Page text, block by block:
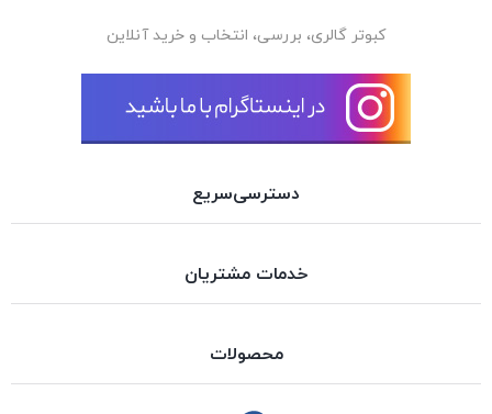
کبوتر گالری، بررسی، انتخاب و خرید آنلاین
دسترسی‌سریع
خدمات مشتریان
محصولات